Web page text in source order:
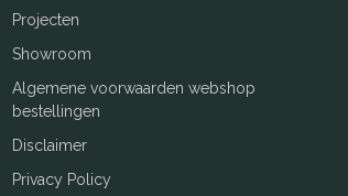
Projecten
Showroom
Algemene voorwaarden webshop
bestellingen
Disclaimer
Privacy Policy